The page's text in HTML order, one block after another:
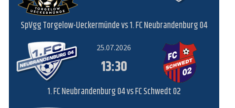
SpVgg Torgelow-Ueckermünde vs 1. FC Neubrandenburg 04
25.07.2026
13:30
1. FC Neubrandenburg 04 vs FC Schwedt 02